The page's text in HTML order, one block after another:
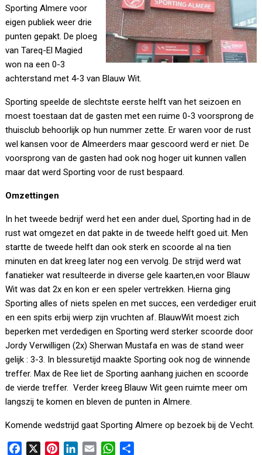
Sporting Almere voor
eigen publiek weer drie
punten gepakt. De ploeg
van Tareq-El Magied
won na een 0-3
achterstand met 4-3 van Blauw Wit.
Sporting speelde de slechtste eerste helft van het seizoen en
moest toestaan dat de gasten met een ruime 0-3 voorsprong de
thuisclub behoorlijk op hun nummer zette. Er waren voor de rust
wel kansen voor de Almeerders maar gescoord werd er niet. De
voorsprong van de gasten had ook nog hoger uit kunnen vallen
maar dat werd Sporting voor de rust bespaard.
Omzettingen
In het tweede bedrijf werd het een ander duel, Sporting had in de
rust wat omgezet en dat pakte in de tweede helft goed uit. Men
startte de tweede helft dan ook sterk en scoorde al na tien
minuten en dat kreeg later nog een vervolg. De strijd werd wat
fanatieker wat resulteerde in diverse gele kaarten,en voor Blauw
Wit was dat 2x en kon er een speler vertrekken. Hierna ging
Sporting alles of niets spelen en met succes, een verdediger eruit
en een spits erbij wierp zijn vruchten af. BlauwWit moest zich
beperken met verdedigen en Sporting werd sterker scoorde door
Jordy Verwilligen (2x) Sherwan Mustafa en was de stand weer
gelijk : 3-3. In blessuretijd maakte Sporting ook nog de winnende
treffer. Max de Ree liet de Sporting aanhang juichen en scoorde
de vierde treffer. Verder kreeg Blauw Wit geen ruimte meer om
langszij te komen en bleven de punten in Almere.
Komende wedstrijd gaat Sporting Almere op bezoek bij de Vecht.
W